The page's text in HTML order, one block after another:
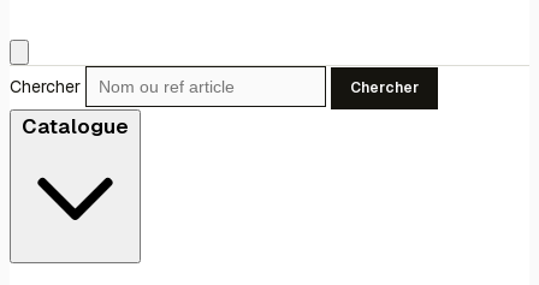
Chercher Chercher
Catalogue